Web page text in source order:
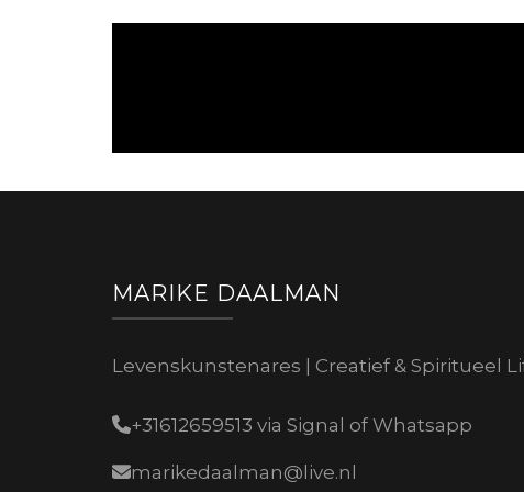
MARIKE DAALMAN
Levenskunstenares | Creatief & Spiritueel
+31612659513 via Signal of Whatsapp
marikedaalman@live.nl